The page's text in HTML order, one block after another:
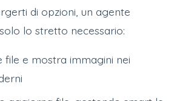
di opzioni, un agente
lo stretto necessario:
file e mostra immagini nei